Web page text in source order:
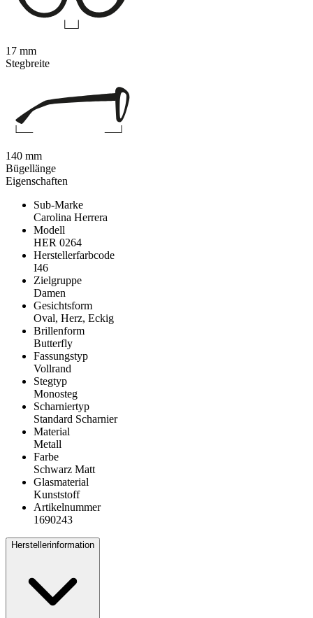
Eigenschaften
Sub-Marke
Carolina Herrera
Modell
HER 0264
Herstellerfarbcode
I46
Zielgruppe
Damen
Gesichtsform
Oval, Herz, Eckig
Brillenform
Butterfly
Fassungstyp
Vollrand
Stegtyp
Monosteg
Scharniertyp
Standard Scharnier
Material
Metall
Farbe
Schwarz Matt
Glasmaterial
Kunststoff
Artikelnummer
1690243
Herstellerinformation
17 mm
Stegbreite
140 mm
Bügellänge